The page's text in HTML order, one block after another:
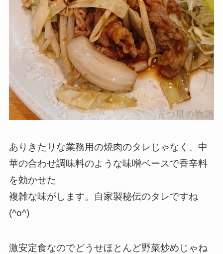
ありきたりな業務用の焼肉のタレじゃなく、中
華の合わせ調味料のような味噌ベースで香辛料
を効かせた
複雑な味がします。自家製秘伝のタレですね
(^o^)
激安定食なのでどうせほとんど野菜炒めじゃね